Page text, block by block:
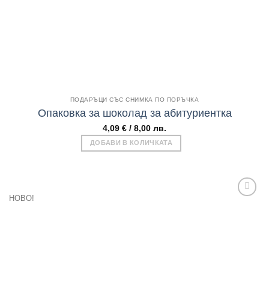
ПОДАРЪЦИ СЪС СНИМКА ПО ПОРЪЧКА
Опаковка за шоколад за абитуриентка
4,09 € / 8,00 лв.
ДОБАВИ В КОЛИЧКАТА
НОВО!